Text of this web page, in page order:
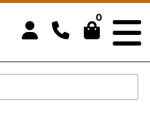
0